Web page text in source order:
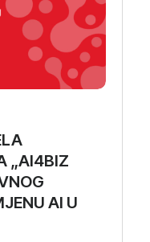
„AI4BIZ
AI U